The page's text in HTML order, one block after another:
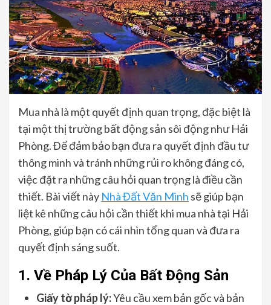
Mua nhà là một quyết định quan trọng, đặc biệt là
tại một thị trường bất động sản sôi động như Hải
Phòng. Để đảm bảo bạn đưa ra quyết định đầu tư
thông minh và tránh những rủi ro không đáng có,
việc đặt ra những câu hỏi quan trọng là điều cần
thiết. Bài viết này Nhà Đất Văn Minh sẽ giúp bạn
liệt kê những câu hỏi cần thiết khi mua nhà tại Hải
Phòng, giúp bạn có cái nhìn tổng quan và đưa ra
quyết định sáng suốt.
1. Về Pháp Lý Của Bất Động Sản
Giấy tờ pháp lý:Yêu cầu xem bản gốc và bản